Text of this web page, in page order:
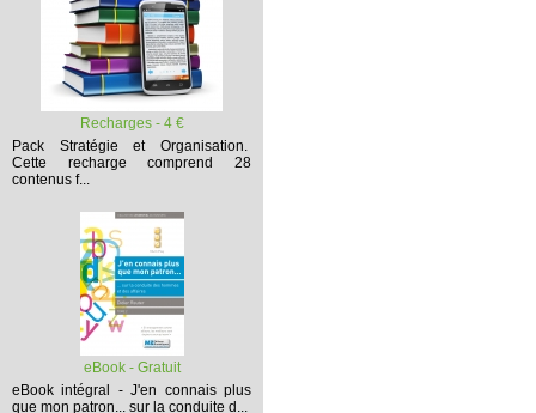
Recharges - 4 €
Pack Stratégie et Organisation.
Cette recharge comprend 28
contenus f...
eBook - Gratuit
eBook intégral - J'en connais plus
que mon patron... sur la conduite d...